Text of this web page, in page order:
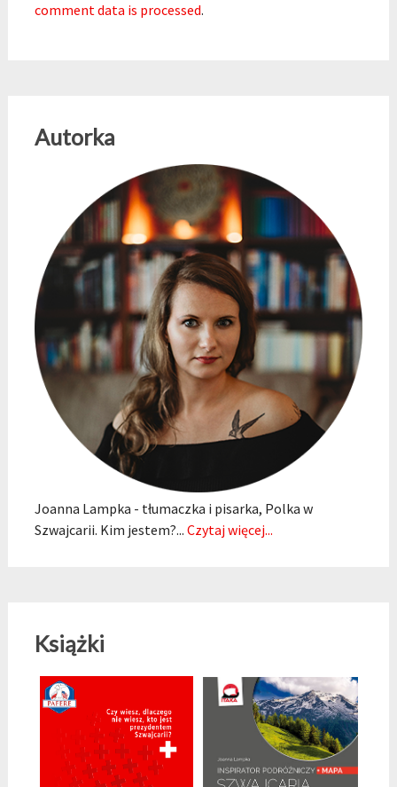
comment data is processed.
Autorka
Joanna Lampka - tłumaczka i pisarka, Polka w
Szwajcarii. Kim jestem?... Czytaj więcej...
Książki